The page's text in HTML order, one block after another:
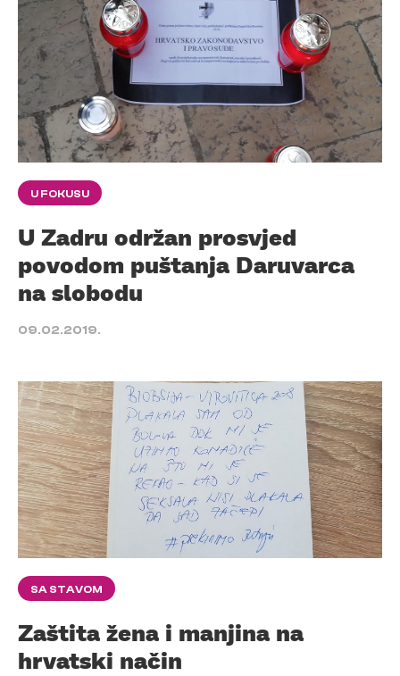
U FOKUSU
U Zadru održan prosvjed
povodom puštanja Daruvarca
na slobodu
09.02.2019.
SA STAVOM
Zaštita žena i manjina na
hrvatski način